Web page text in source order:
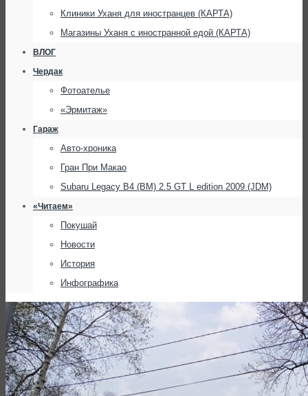
Клиники Уханя для иностранцев (КАРТА)
Магазины Уханя с иностранной едой (КАРТА)
ВЛОГ
Чердак
Фотоателье
«Эрмитаж»
Гараж
Авто-хроника
Гран При Макао
Subaru Legacy B4 (BM) 2.5 GT L edition 2009 (JDM)
«Читаем»
Покушай
Новости
История
Инфографика